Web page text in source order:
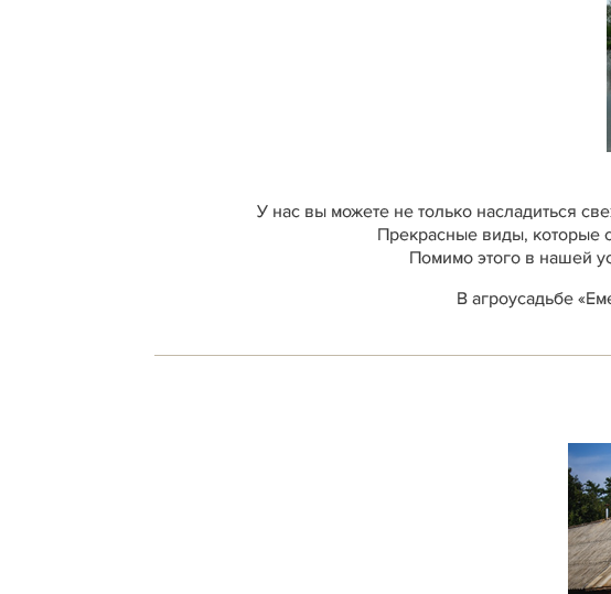
У нас вы можете не только насладиться
Прекрасные виды, которые
Помимо этого в нашей
В агроусадьбе